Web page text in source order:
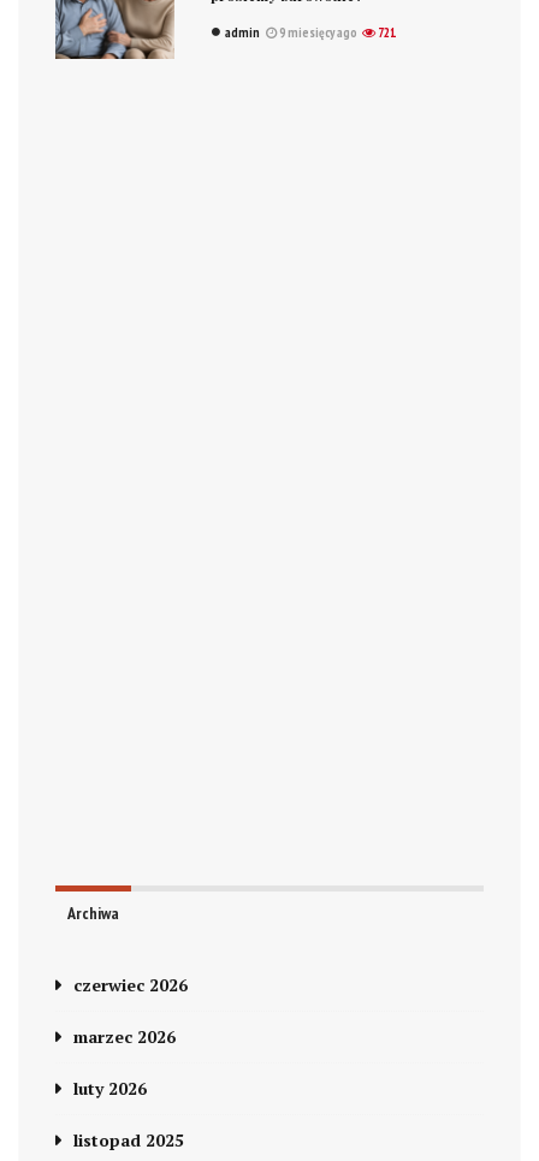
admin 9 miesięcy ago 721
Archiwa
czerwiec 2026
marzec 2026
luty 2026
listopad 2025